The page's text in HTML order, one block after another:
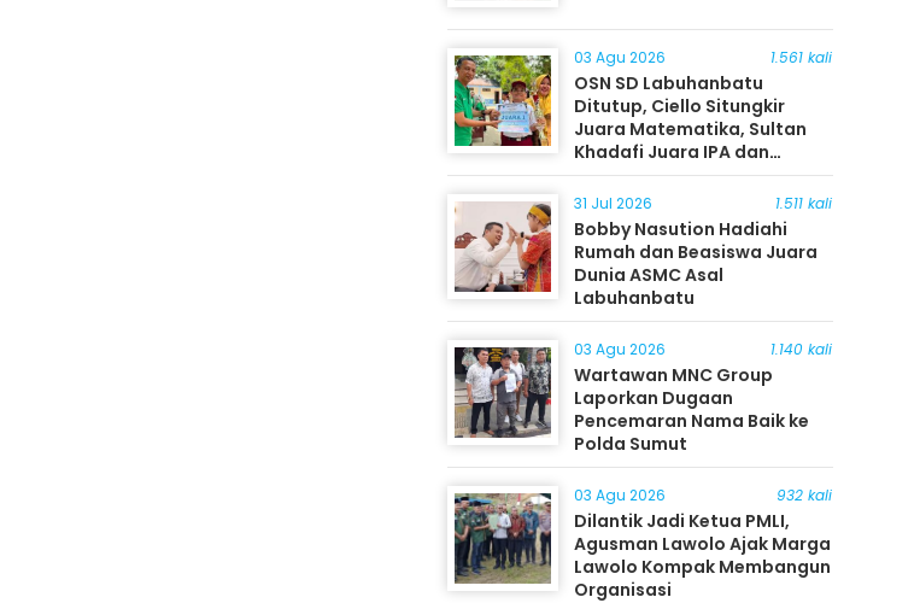
03 Agu 2026 1.561 kali
OSN SD Labuhanbatu
Ditutup, Ciello Situngkir
Juara Matematika, Sultan
Khadafi Juara IPA dan
Timothy Rangkuti Juara IPS
31 Jul 2026 1.511 kali
Bobby Nasution Hadiahi
Rumah dan Beasiswa Juara
Dunia ASMC Asal
Labuhanbatu
03 Agu 2026 1.140 kali
Wartawan MNC Group
Laporkan Dugaan
Pencemaran Nama Baik ke
Polda Sumut
03 Agu 2026 932 kali
Dilantik Jadi Ketua PMLI,
Agusman Lawolo Ajak Marga
Lawolo Kompak Membangun
Organisasi